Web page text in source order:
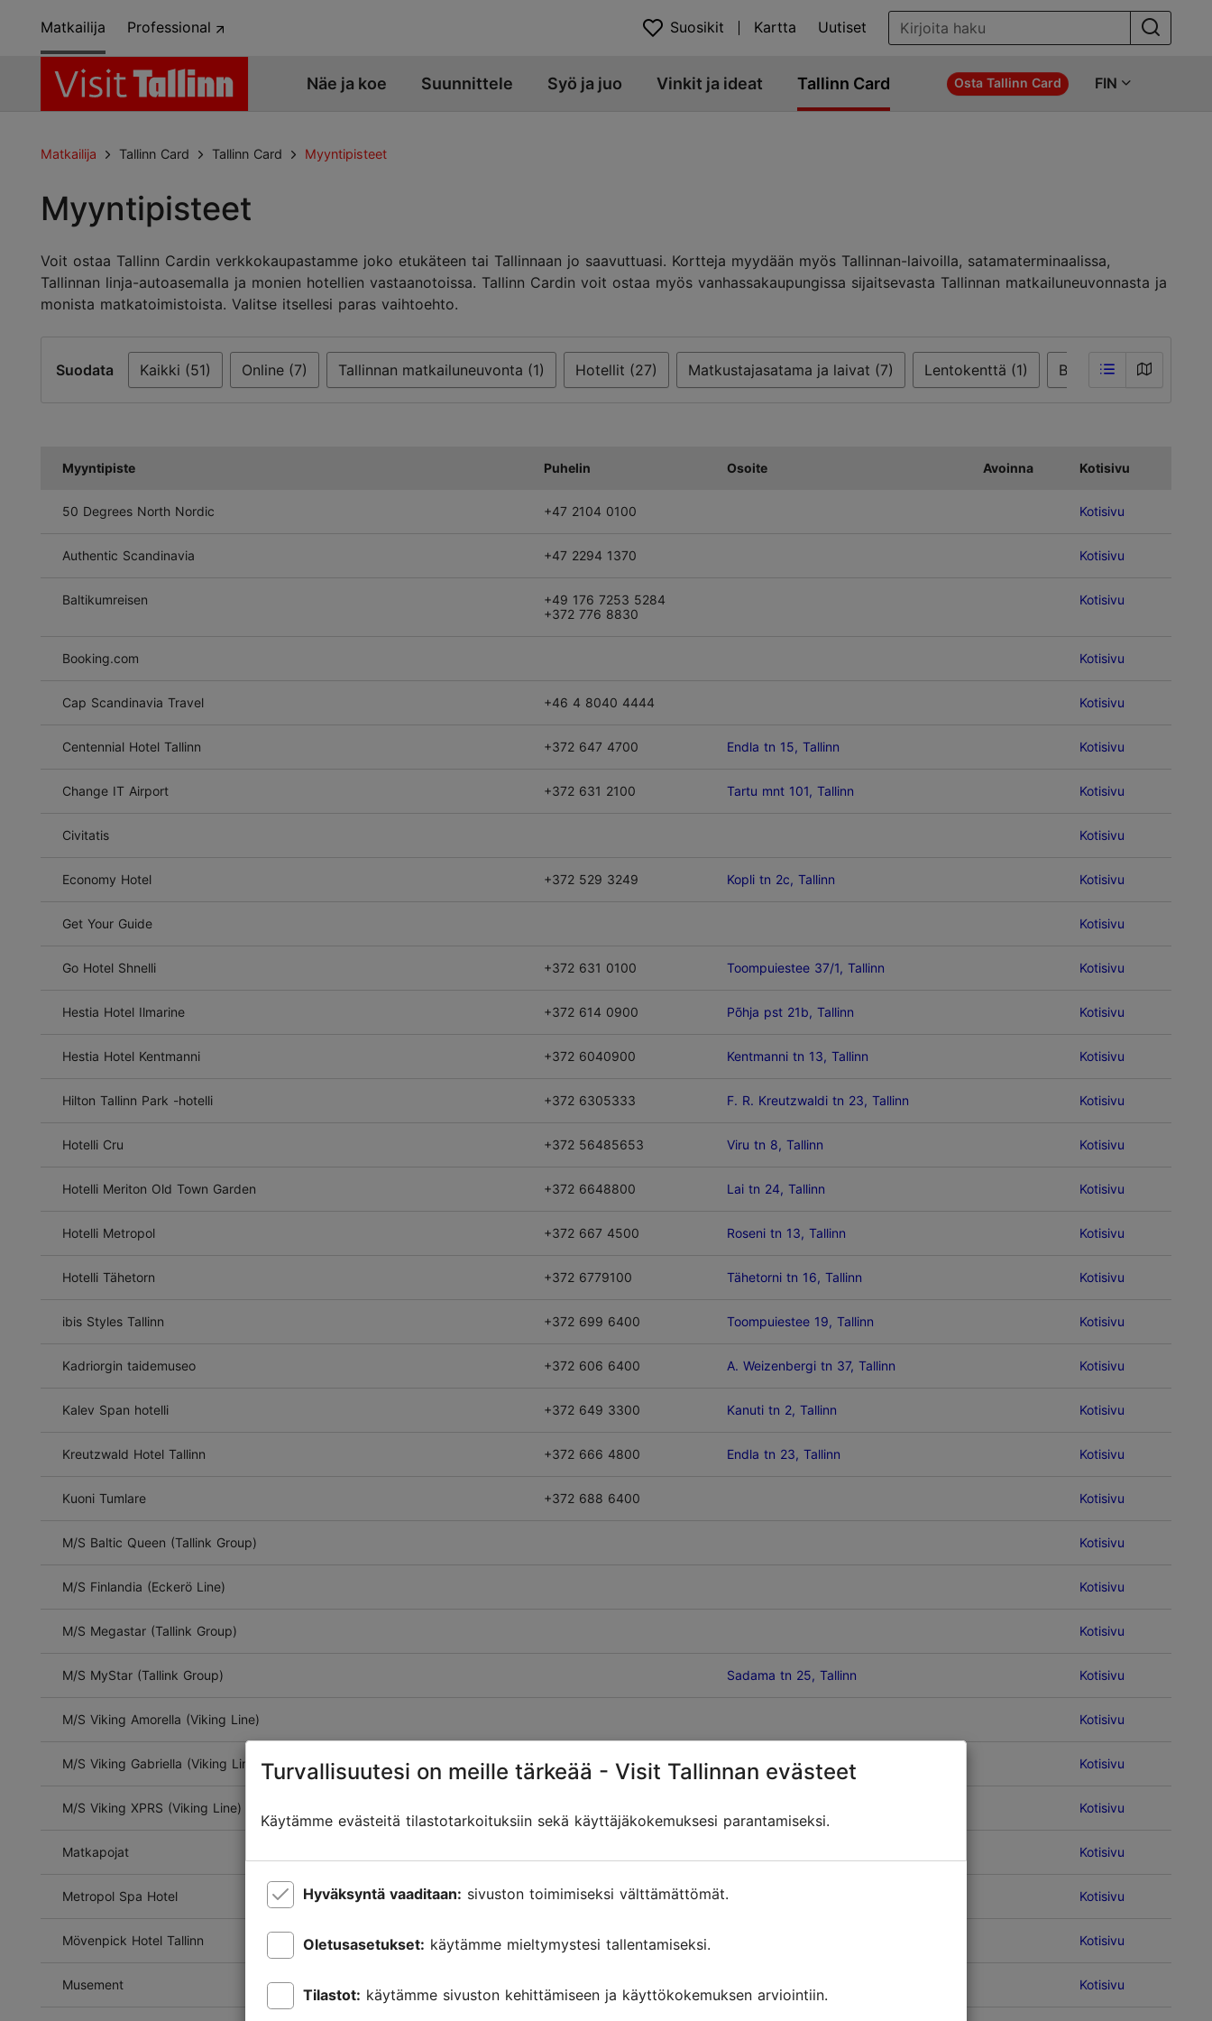
Matkailija Professional Suosikit Kartta Uutiset
Näe ja koe Suunnittele Syö ja juo Vinkit ja ideat Tallinn Card Osta Tallinn Card FIN
Matkailija Tallinn Card Tallinn Card Myyntipisteet
Myyntipisteet
Voit ostaa Tallinn Cardin verkkokaupastamme joko etukäteen tai Tallinnaan jo saavuttuasi. Kortteja myydään myös Tallinnan-laivoilla, satamaterminaalissa,
Tallinnan linja-autoasemalla ja monien hotellien vastaanotoissa. Tallinn Cardin voit ostaa myös vanhassakaupungissa sijaitsevasta Tallinnan matkailuneuvonnasta ja
monista matkatoimistoista. Valitse itsellesi paras vaihtoehto.
Suodata Kaikki (51) Online (7) Tallinnan matkailuneuvonta (1) Hotellit (27) Matkustajasatama ja laivat (7) Lentokenttä (1) Bussiasema (1)
Myyntipiste Puhelin Osoite Avoinna Kotisivu
50 Degrees North Nordic +47 2104 0100 Kotisivu
Authentic Scandinavia +47 2294 1370 Kotisivu
Baltikumreisen
+49 176 7253 5284
+372 776 8830
Kotisivu
Booking.com Kotisivu
Cap Scandinavia Travel +46 4 8040 4444 Kotisivu
Centennial Hotel Tallinn +372 647 4700 Endla tn 15, Tallinn Kotisivu
Change IT Airport +372 631 2100 Tartu mnt 101, Tallinn Kotisivu
Civitatis Kotisivu
Economy Hotel +372 529 3249 Kopli tn 2c, Tallinn Kotisivu
Get Your Guide Kotisivu
Go Hotel Shnelli +372 631 0100 Toompuiestee 37/1, Tallinn Kotisivu
Hestia Hotel Ilmarine +372 614 0900 Põhja pst 21b, Tallinn Kotisivu
Hestia Hotel Kentmanni +372 6040900 Kentmanni tn 13, Tallinn Kotisivu
Hilton Tallinn Park -hotelli +372 6305333 F. R. Kreutzwaldi tn 23, Tallinn Kotisivu
Hotelli Cru +372 56485653 Viru tn 8, Tallinn Kotisivu
Hotelli Meriton Old Town Garden +372 6648800 Lai tn 24, Tallinn Kotisivu
Hotelli Metropol +372 667 4500 Roseni tn 13, Tallinn Kotisivu
Hotelli Tähetorn +372 6779100 Tähetorni tn 16, Tallinn Kotisivu
ibis Styles Tallinn +372 699 6400 Toompuiestee 19, Tallinn Kotisivu
Kadriorgin taidemuseo +372 606 6400 A. Weizenbergi tn 37, Tallinn Kotisivu
Kalev Span hotelli +372 649 3300 Kanuti tn 2, Tallinn Kotisivu
Kreutzwald Hotel Tallinn +372 666 4800 Endla tn 23, Tallinn Kotisivu
Kuoni Tumlare +372 688 6400 Kotisivu
M/S Baltic Queen (Tallink Group) Kotisivu
M/S Finlandia (Eckerö Line) Kotisivu
M/S Megastar (Tallink Group) Kotisivu
M/S MyStar (Tallink Group) Sadama tn 25, Tallinn Kotisivu
M/S Viking Amorella (Viking Line) Kotisivu
M/S Viking Gabriella (Viking Line) Kotisivu
M/S Viking XPRS (Viking Line) Kotisivu
Matkapojat Kotisivu
Metropol Spa Hotel +372 667 4600 Roseni tn 9, Tallinn Kotisivu
Mövenpick Hotel Tallinn +372 699 6400 Kotisivu
Musement Kotisivu
Turvallisuutesi on meille tärkeää - Visit Tallinnan evästeet
Käytämme evästeitä tilastotarkoituksiin sekä käyttäjäkokemuksesi parantamiseksi.
Hyväksyntä vaaditaan: sivuston toimimiseksi välttämättömät.
Oletusasetukset: käytämme mieltymystesi tallentamiseksi.
Tilastot: käytämme sivuston kehittämiseen ja käyttökokemuksen arviointiin.